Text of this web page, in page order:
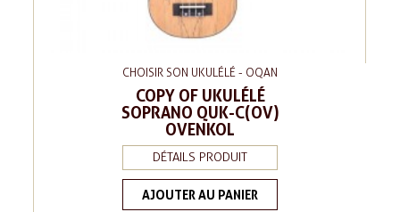
CHOISIR SON UKULÉLÉ - OQAN
COPY OF UKULÉLÉ
SOPRANO QUK-C(OV)
OVENKOL
DÉTAILS PRODUIT
AJOUTER AU PANIER